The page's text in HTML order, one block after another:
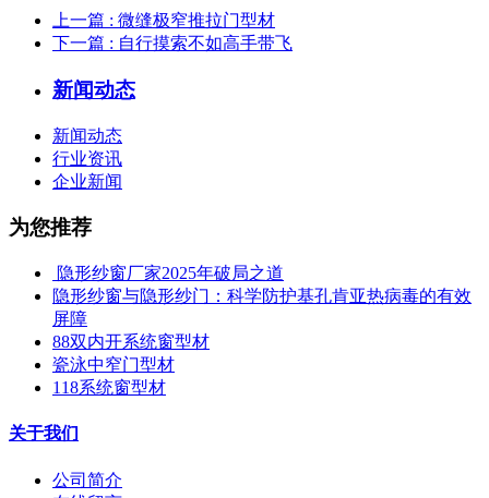
上一篇 : 微缝极窄推拉门型材
下一篇 : 自行摸索不如高手带飞
新闻动态
新闻动态
行业资讯
企业新闻
为您推荐
​ 隐形纱窗厂家2025年破局之道
隐形纱窗与隐形纱门：科学防护基孔肯亚热病毒的有效
屏障
88双内开系统窗型材
瓷泳中窄门型材
118系统窗型材
关于我们
公司简介